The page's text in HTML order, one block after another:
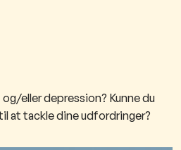
eller depression? Kunne du
at tackle dine udfordringer?